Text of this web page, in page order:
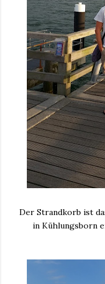
Der Strandkorb ist
in Kühlungsborn